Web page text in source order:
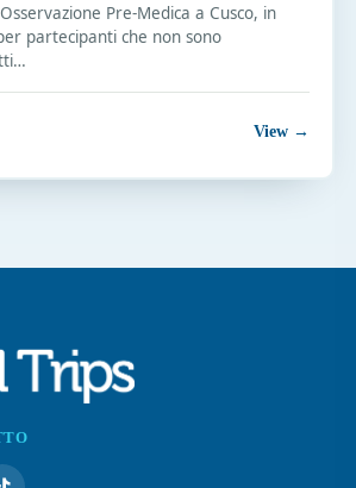
Pre-Medica a Cusco, in
partecipanti che non sono
View →